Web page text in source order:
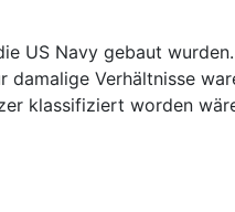
US Navy gebaut
Verhältnisse
klassifiziert worden